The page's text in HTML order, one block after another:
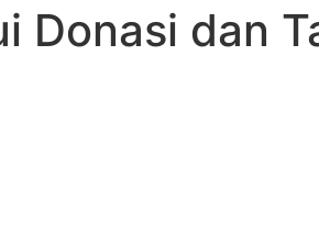
Donasi dan